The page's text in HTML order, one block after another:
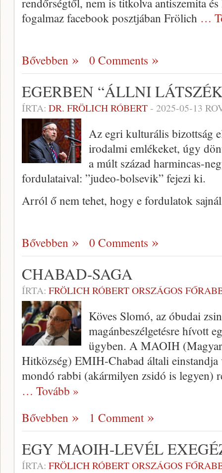
fogalmaz facebook posztjában Frölich …
Bővebben 0 Comments
EGERBEN “ÁLLNI
ÍRTA: DR. FRÖLICH RÓBERT- 2025-05-13
Az egri kulturális bizottság
irodalmi emlékeket, úgy
a múlt század harmincas-
fordulataival: ”judeo-bolsevik” fejezi ki.
Arról ő nem tehet, hogy e fordulatok
Bővebben 0 Comments
CHABAD-SAGA
ÍRTA: FRÖLICH RÓBERT ORSZÁGOS
Köves Slomó, az óbudai
magánbeszélgetésre hívott
ügyben. A MAOIH
Hitközség) EMIH-Chabad általi einstandja
mondó rabbi (akármilyen zsidó is legyen)
… Tovább »
Bővebben
1 Comment
EGY MAOIH-LEVÉL
ÍRTA: FRÖLICH RÓBERT ORSZÁGOS